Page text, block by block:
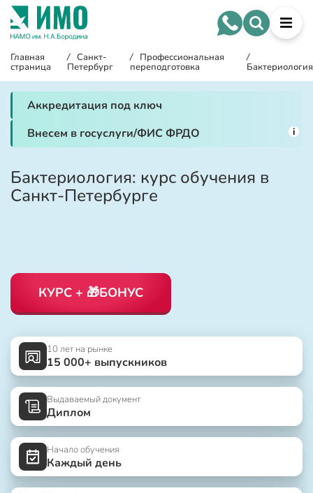
Главная
страница
/ Санкт-
Петербург
/ Профессиональная
переподготовка
/
Бактериология
Аккредитация под ключ
Внесем в госуслуги/ФИС ФРДО
i
Бактериология: курс обучения в
Санкт-Петербурге
КУРС + 🎁БОНУС
10 лет на рынке
15 000+ выпускников
Выдаваемый документ
Диплом
Начало обучения
Каждый день